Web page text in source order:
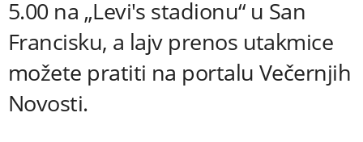
5.00 na „Levi's stadionu“ u San
Francisku, a lajv prenos utakmice
možete pratiti na portalu Večernjih
Novosti.